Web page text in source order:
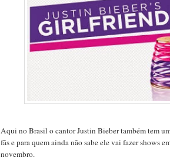
Aqui no Brasil o cantor Justin Bieber também tem
fãs e para quem ainda não sabe ele vai fazer shows
novembro.